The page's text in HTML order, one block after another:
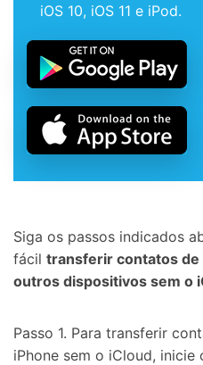
iOS 10, iOS 11 e iPod.
Siga os passos indicados
fácil transferir contatos de
outros dispositivos sem o
Passo 1. Para transferir
iPhone sem o iCloud, inicie